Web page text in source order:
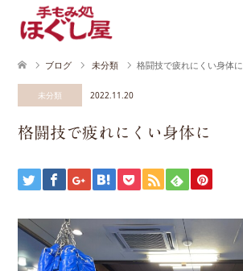
ブログ 未分類 格闘技で疲れにくい身体に
未分類 2022.11.20
格闘技で疲れにくい身体に